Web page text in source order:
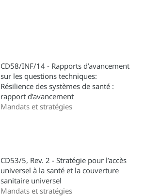
CD58/INF/14 - Rapports d’avancement
sur les questions techniques:
Résilience des systèmes de santé :
rapport d’avancement
Mandats et stratégies
CD53/5, Rev. 2 - Stratégie pour l’accès
universel à la santé et la couverture
sanitaire universel
Mandats et stratégies